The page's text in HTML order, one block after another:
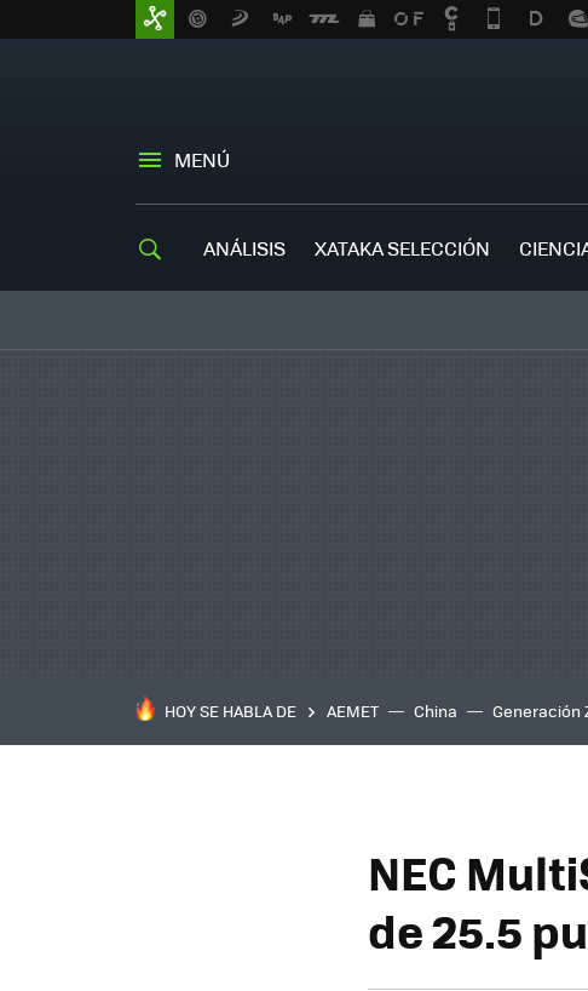
MENÚ
ANÁLISIS XATAKA SELECCIÓN
HOY SE HABLA DE AEMET China Generación
NEC
de 25.5